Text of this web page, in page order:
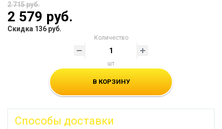
2 715 руб.
2 579 руб.
Скидка 136 руб.
Количество
шт
В КОРЗИНУ
Способы доставки